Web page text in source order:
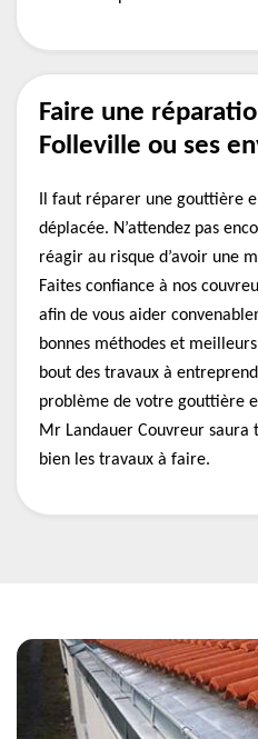
Faire une
Folleville ou ses
Il faut réparer une gouttière
déplacée. N’attendez pas
réagir au risque d’avoir une
Faites confiance à nos
afin de vous aider
bonnes méthodes et
bout des travaux à
problème de votre gouttière
Mr Landauer Couvreur
bien les travaux à faire.